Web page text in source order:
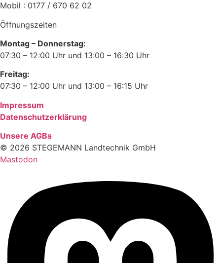
Mobil : 0177 / 670 62 02
Öffnungszeiten
Montag – Donnerstag:
07:30 – 12:00 Uhr und 13:00 – 16:30 Uhr
Freitag:
07:30 – 12:00 Uhr und 13:00 – 16:15 Uhr
Impressum
Datenschutzerklärung
Unsere AGBs
© 2026 STEGEMANN Landtechnik GmbH
Mastodon